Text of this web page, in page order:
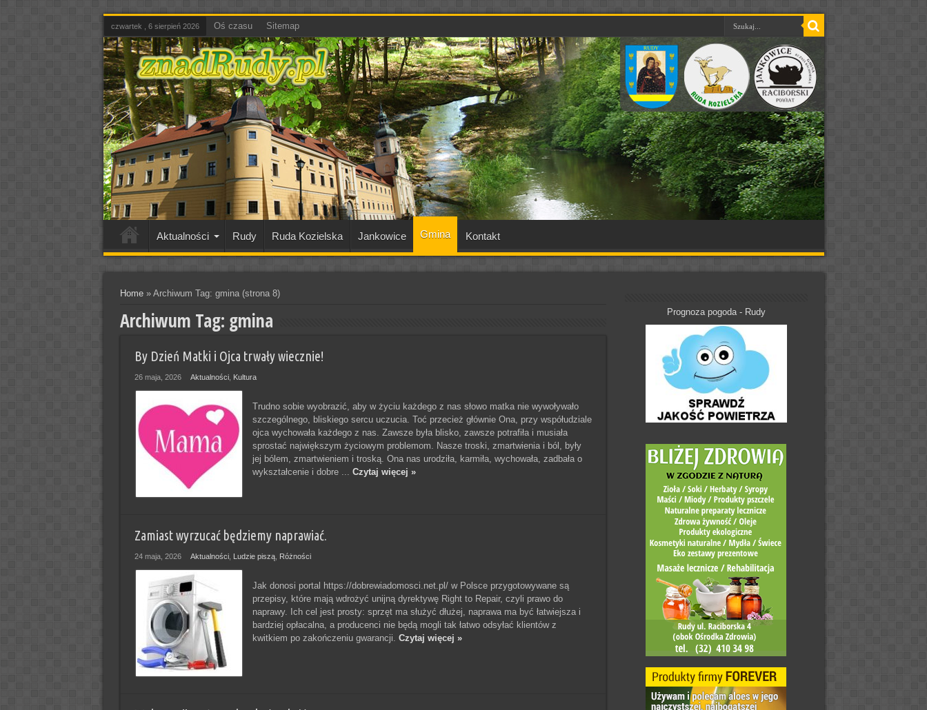
czwartek , 6 sierpień 2026 Oś czasu Sitemap
Aktualności Rudy Ruda Kozielska Jankowice Gmina Kontakt
Home» Archiwum Tag: gmina(strona 8)
Archiwum Tag: gmina
By Dzień Matki i Ojca trwały wiecznie!
26 maja, 2026 Aktualności, Kultura
Trudno sobie wyobrazić, aby w życiu każdego z nas słowo matka nie wywoływało
szczególnego, bliskiego sercu uczucia. Toć przecież głównie Ona, przy współudziale
ojca wychowała każdego z nas. Zawsze była blisko, zawsze potrafiła i musiała
sprostać największym życiowym problemom. Nasze troski, zmartwienia i ból, były
jej bólem, zmartwieniem i troską. Ona nas urodziła, karmiła, wychowała, zadbała o
wykształcenie i dobre ... Czytaj więcej »
Zamiast wyrzucać będziemy naprawiać.
24 maja, 2026 Aktualności, Ludzie piszą, Różności
Jak donosi portal https://dobrewiadomosci.net.pl/ w Polsce przygotowywane są
przepisy, które mają wdrożyć unijną dyrektywę Right to Repair, czyli prawo do
naprawy. Ich cel jest prosty: sprzęt ma służyć dłużej, naprawa ma być łatwiejsza i
bardziej opłacalna, a producenci nie będą mogli tak łatwo odsyłać klientów z
kwitkiem po zakończeniu gwarancji. Czytaj więcej »
Prognoza pogoda - Rudy